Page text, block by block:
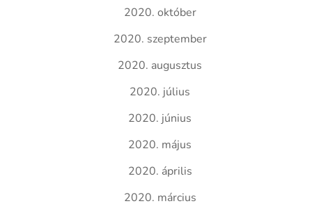
2020. október
2020. szeptember
2020. augusztus
2020. július
2020. június
2020. május
2020. április
2020. március